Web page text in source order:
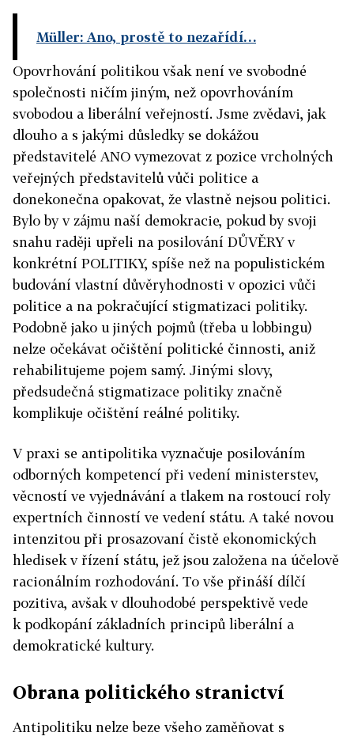
Müller: Ano, prostě to nezařídí…
Opovrhování politikou však není ve svobodné
společnosti ničím jiným, než opovrhováním
svobodou a liberální veřejností. Jsme zvědavi, jak
dlouho a s jakými důsledky se dokážou
představitelé ANO vymezovat z pozice vrcholných
veřejných představitelů vůči politice a
donekonečna opakovat, že vlastně nejsou politici.
Bylo by v zájmu naší demokracie, pokud by svoji
snahu raději upřeli na posilování DŮVĚRY v
konkrétní POLITIKY, spíše než na populistickém
budování vlastní důvěryhodnosti v opozici vůči
politice a na pokračující stigmatizaci politiky.
Podobně jako u jiných pojmů (třeba u lobbingu)
nelze očekávat očištění politické činnosti, aniž
rehabilitujeme pojem samý. Jinými slovy,
předsudečná stigmatizace politiky značně
komplikuje očištění reálné politiky.
V praxi se antipolitika vyznačuje posilováním
odborných kompetencí při vedení ministerstev,
věcností ve vyjednávání a tlakem na rostoucí roly
expertních činností ve vedení státu. A také novou
intenzitou při prosazovaní čistě ekonomických
hledisek v řízení státu, jež jsou založena na účelově
racionálním rozhodování. To vše přináší dílčí
pozitiva, avšak v dlouhodobé perspektivě vede
k podkopání základních principů liberální a
demokratické kultury.
Obrana politického stranictví
Antipolitiku nelze beze všeho zaměňovat s